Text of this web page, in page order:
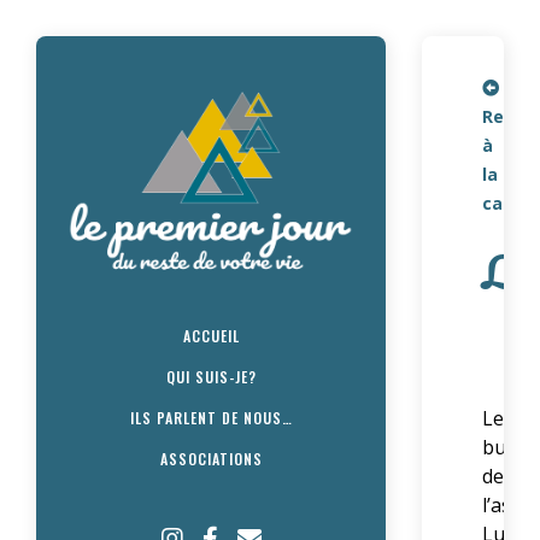
ACCUEIL
QUI SUIS-JE?
ILS PARLENT DE NOUS…
ASSOCIATIONS
Retour
à
la
carte
Le
but
de